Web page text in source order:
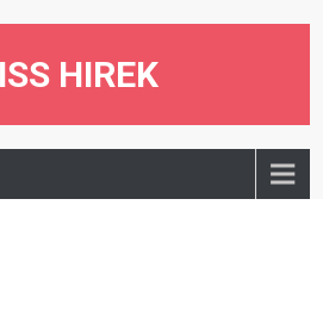
HIREK